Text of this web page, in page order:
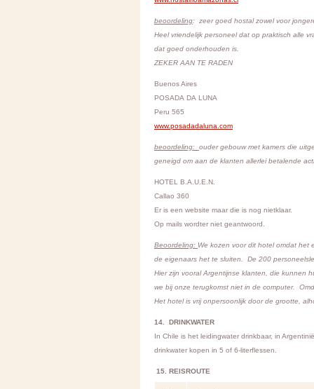
beoordeling: zeer goed hostal zowel voor
Heel vriendelijk personeel dat op praktisch alle
dat goed onderhouden is.
ZEKER AAN TE RADEN
Buenos Aires
POSADA DA LUNA
Peru 565
www.posadadaluna.com
beoordeling: ouder gebouw met kamers die
geneigd om aan de klanten allerlei betalende
HOTEL B.A.U.E.N.
Callao 360
Er is een website maar die is nog nietklaar.
Op mails wordter niet geantwoord.
Beoordeling: We kozen voor dit hotel omdat
de eigenaars het te sluiten. De 200
Hier zijn vooral Argentijnse klanten, die kunnen
we bij onze terugkomst niet in de computer.
Het hotel is vrij onpersoonlijk door de grootte,
14. DRINKWATER
In Chile is het leidingwater drinkbaar, in
drinkwater kopen in 5 of 6-literflessen.
15. REISROUTE